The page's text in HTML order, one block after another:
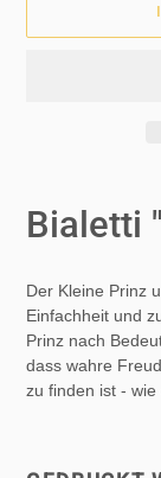
zum
Bialetti
Der Kleine Prinz
Einfachheit und
Prinz nach
dass wahre
zu finden ist -